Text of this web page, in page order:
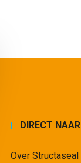
DIRECT NAAR
Over Structaseal